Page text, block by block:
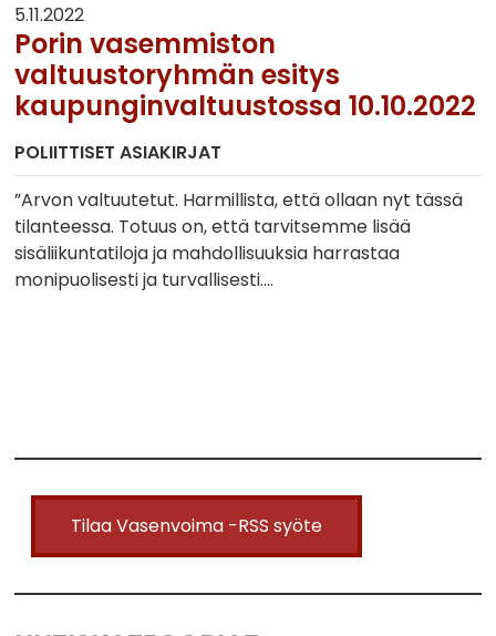
5.11.2022
Porin vasemmiston
valtuustoryhmän esitys
kaupunginvaltuustossa 10.10.2022
POLIITTISET ASIAKIRJAT
”Arvon valtuutetut. Harmillista, että ollaan nyt tässä
tilanteessa. Totuus on, että tarvitsemme lisää
sisäliikuntatiloja ja mahdollisuuksia harrastaa
monipuolisesti ja turvallisesti….
Tilaa Vasenvoima -RSS syöte